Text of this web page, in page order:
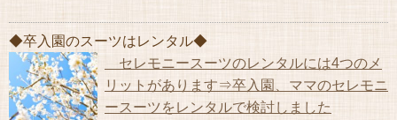
◆卒入園のスーツはレンタル◆
セレモニースーツのレンタルには4つのメ
リットがあります⇒卒入園、ママのセレモニ
ースーツをレンタルで検討しました